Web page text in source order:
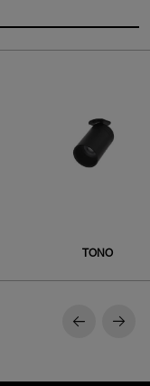
TONO